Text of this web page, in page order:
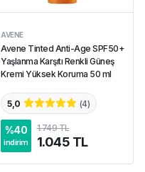
AVENE
Avene Tinted Anti-Age SPF50+
Yaşlanma Karşıtı Renkli Güneş
Kremi Yüksek Koruma 50 ml
5,0 (4)
%40
indirim
1.749 TL
1.045 TL